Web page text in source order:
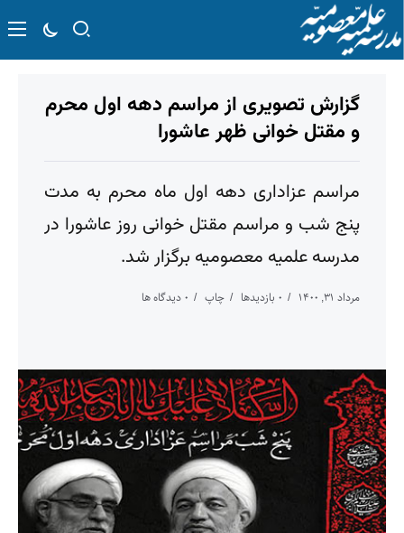
گزارش تصویری از مراسم دهه اول محرم
و مقتل خوانی ظهر عاشورا
مراسم عزاداری دهه اول ماه محرم به مدت
پنج شب و مراسم مقتل خوانی روز عاشورا در
مدرسه علمیه معصومیه برگزار شد.
مرداد ۳۱, ۱۴۰۰ ۰ بازدیدها چاپ ۰ دیدگاه ها